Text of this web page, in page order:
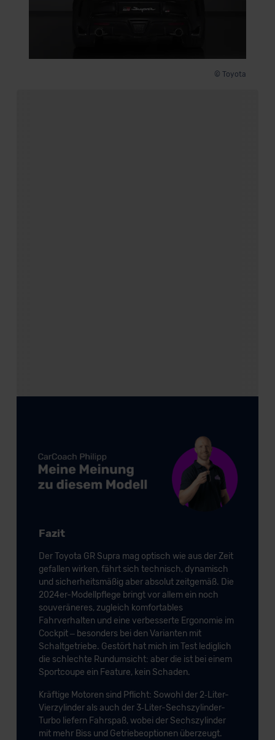
© Toyota
Fazit
Der Toyota GR Supra mag optisch wie aus der Zeit
gefallen wirken, fährt sich technisch, dynamisch
und sicherheitsmäßig aber absolut zeitgemäß. Die
2024er-Modellpflege bringt vor allem ein noch
souveräneres, zugleich komfortables
Fahrverhalten und eine verbesserte Ergonomie im
Cockpit – besonders bei den Varianten mit
Schaltgetriebe. Gestört hat mich im Test lediglich
die schlechte Rundumsicht: aber die ist bei einem
Sportcoupe ein Feature, kein Schaden.
Kräftige Motoren sind Pflicht: Sowohl der 2‑Liter-
Vierzylinder als auch der 3‑Liter-Sechszylinder-
Turbo liefern Fahrspaß, wobei der Sechszylinder
mit mehr Biss und Getriebeoptionen überzeugt.